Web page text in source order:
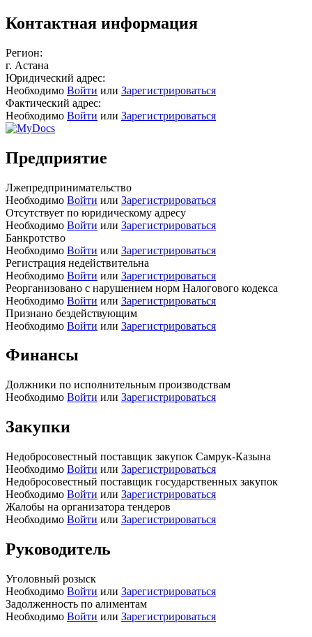
Контактная информация
Регион:
г. Астана
Юридический адрес:
Необходимо Войти или Зарегистрироваться
Фактический адрес:
Необходимо Войти или Зарегистрироваться
Предприятие
Лжепредпринимательство
Необходимо Войти или Зарегистрироваться
Отсутствует по юридическому адресу
Необходимо Войти или Зарегистрироваться
Банкротство
Необходимо Войти или Зарегистрироваться
Регистрация недействительна
Необходимо Войти или Зарегистрироваться
Реорганизовано с нарушением норм Налогового кодекса
Необходимо Войти или Зарегистрироваться
Признано бездействующим
Необходимо Войти или Зарегистрироваться
Финансы
Должники по исполнительным производствам
Необходимо Войти или Зарегистрироваться
Закупки
Недобросовестный поставщик закупок Самрук-Казына
Необходимо Войти или Зарегистрироваться
Недобросовестный поставщик государственных закупок
Необходимо Войти или Зарегистрироваться
Жалобы на организатора тендеров
Необходимо Войти или Зарегистрироваться
Руководитель
Уголовный розыск
Необходимо Войти или Зарегистрироваться
Задолженность по алиментам
Необходимо Войти или Зарегистрироваться